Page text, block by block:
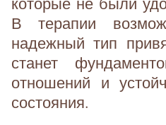
В терапии
надежный тип
станет
отношений и
состояния.